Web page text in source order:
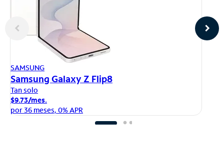
SAMSUNG
Samsung Galaxy Z Flip8
Tan solo
$9.73/mes.
por 36 meses, 0% APR